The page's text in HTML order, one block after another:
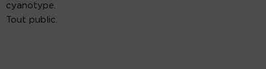
cyanotype.
Tout public.